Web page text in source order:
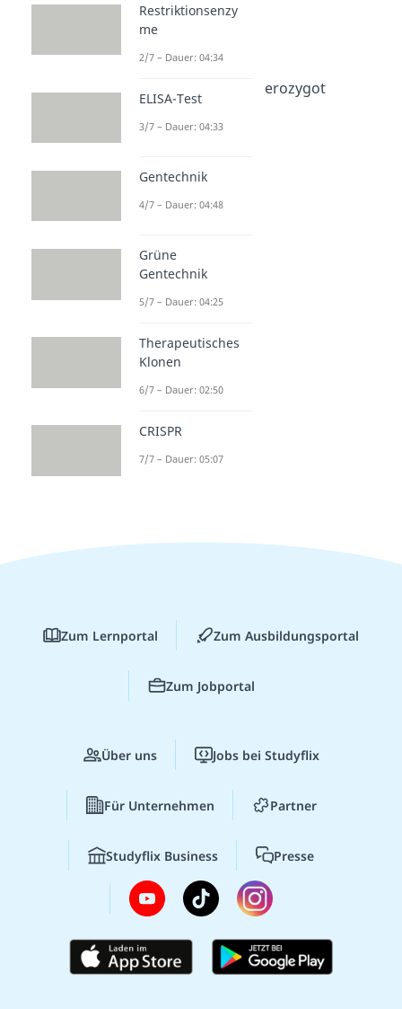
Phänotyp
Dauer: 03:37
Allel
Homozygot und Heterozygot
Dauer: 03:58
Genwirkkette
Restriktionsenzy
me
2/7 – Dauer: 04:34
ELISA-Test
3/7 – Dauer: 04:33
Gentechnik
4/7 – Dauer: 04:48
Grüne
Gentechnik
5/7 – Dauer: 04:25
Therapeutisches
Klonen
6/7 – Dauer: 02:50
CRISPR
7/7 – Dauer: 05:07
Zum Lernportal Zum Ausbildungsportal
Zum Jobportal
Über uns Jobs bei Studyflix
Für Unternehmen Partner
Studyflix Business Presse